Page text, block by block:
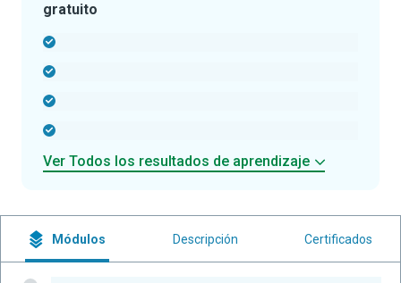
gratuito
Ver Todos los resultados de aprendizaje
Módulos Descripción Certificados